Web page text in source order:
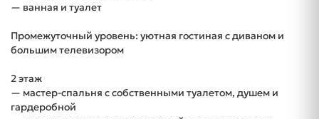
— ванная и туалет
Промежуточный уровень: уютная гостиная с диваном и
большим телевизором
2 этаж
— мастер-спальня с собственными туалетом, душем и
гардеробной